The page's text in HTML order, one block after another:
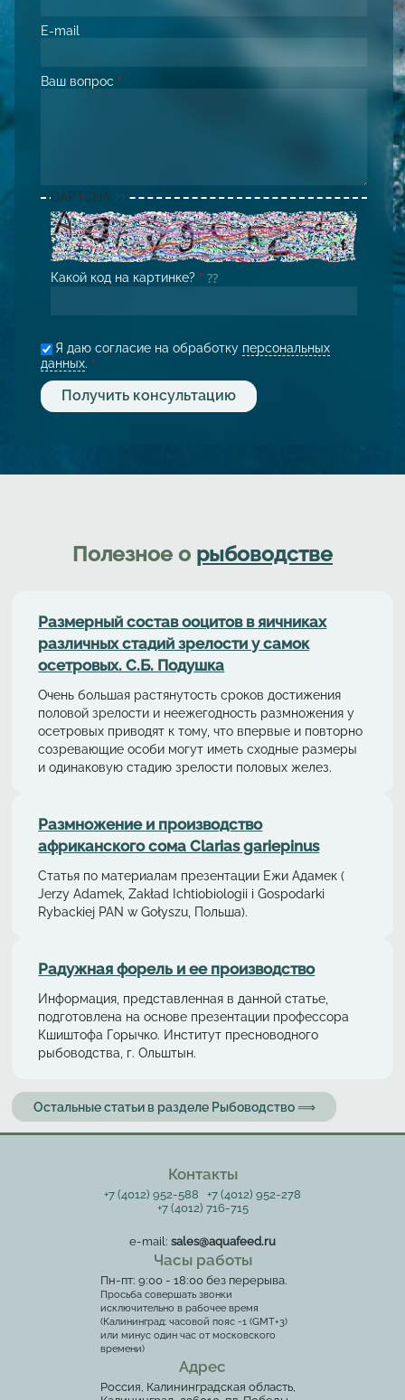
E-mail
Ваш вопрос *
CAPTCHA
Какой код на картинке? *
Я даю согласие на обработку персональных
данных. *
Полезное о рыбоводстве
Размерный состав ооцитов в яичниках
различных стадий зрелости у самок
осетровых. С.Б. Подушка
Очень большая растянутость сроков достижения
половой зрелости и неежегодность размножения у
осетровых приводят к тому, что впервые и повторно
созревающие особи могут иметь сходные размеры
и одинаковую стадию зрелости половых желез.
Размножение и производство
африканского сома Clarias gariepinus
Статья по материалам презентации Ежи Адамек (
Jerzy Adamek, Zakład Ichtiobiologii i Gospodarki
Rybackiej PAN w Gołyszu, Польша).
Радужная форель и ее производство
Информация, представленная в данной статье,
подготовлена на основе презентации профессора
Кшиштофа Горычко. Институт пресноводного
рыбоводства, г. Ольштын.
Остальные статьи в разделе Рыбоводство ⟹
Контакты
+7 (4012) 952-588
+7 (4012) 952-278
+7 (4012) 716-715
e-mail: sales@aquafeed.ru
Часы работы
Пн-пт: 9:00 - 18:00 без перерыва.
Просьба совершать звонки
исключительно в рабочее время
(Калининград: часовой пояс -1 (GMT+3)
или минус один час от московского
времени)
Адрес
Россия, Калининградская область,